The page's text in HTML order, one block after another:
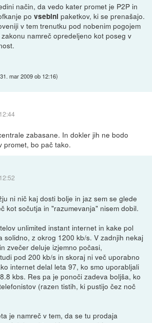
način, da vedo kater promet je P2P in
povsebini paketkov, ki se prenašajo.
v tem trenutku pod nobenim pogojem
namreč opredeljeno kot poseg v
31. mar 2009 ob 12:16)
zabasane. In dokler jih ne bodo
promet, bo pač tako.
ni nič kaj dosti bolje in jaz sem se glede
kot sočutja in "razumevanja" nisem dobil.
unlimited instant internet in kake pol
solidno, z okrog 1200 kb/s. V zadnjih nekaj
zvečer deluje izjemno počasi,
pod 200 kb/s in skoraj ni več uporabno
internet delal leta 97, ko smo uporabljali
kbs. Res pa je ponoči zadeva boljša, ko
(razen tistih, ki pustijo čez noč
je namreč v tem, da se tu prodaja